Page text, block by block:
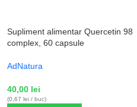
Supliment alimentar Quercetin 98
complex, 60 capsule
AdNatura
40,00 lei
(0,67 lei / buc)